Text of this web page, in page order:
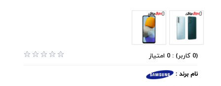
(0 کاربر) : 0 امتیاز
نام برند :